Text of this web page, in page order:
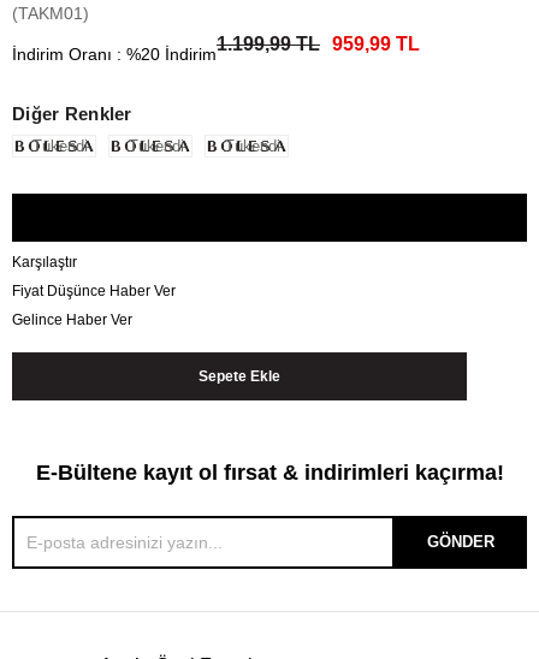
(TAKM01)
İndirim Oranı : %20 İndirim1.199,99 TL 959,99 TL
Diğer Renkler
Tükendi Tükendi Tükendi
Karşılaştır
Fiyat Düşünce Haber Ver
Gelince Haber Ver
E-Bültene kayıt ol fırsat & indirimleri kaçırma!
GÖNDER